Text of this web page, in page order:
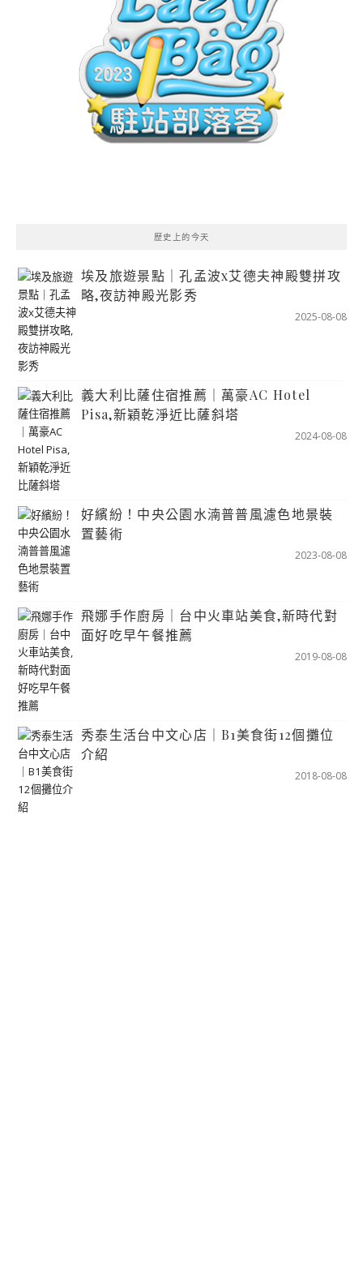
歷史上的今天
埃及旅遊景點｜孔孟波x艾德夫神殿雙拼攻
略,夜訪神殿光影秀
2025-08-08
義大利比薩住宿推薦｜萬豪AC Hotel
Pisa,新穎乾淨近比薩斜塔
2024-08-08
好繽紛！中央公園水湳普普風濾色地景裝
置藝術
2023-08-08
飛娜手作廚房｜台中火車站美食,新時代對
面好吃早午餐推薦
2019-08-08
秀泰生活台中文心店｜B1美食街12個攤位
介紹
2018-08-08